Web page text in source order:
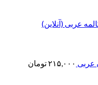
عربی (آنلاین)
۲۱۵,۰۰۰تومان